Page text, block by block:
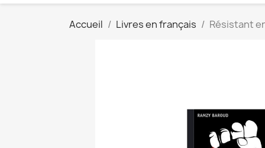
Accueil Livres en français Résistant